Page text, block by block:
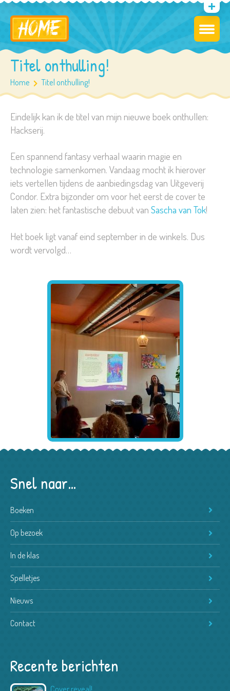
Titel onthulling!
Home Titel onthulling!
Eindelijk kan ik de titel van mijn nieuwe boek onthullen:
Hackserij.
Een spannend fantasy verhaal waarin magie en
technologie samenkomen. Vandaag mocht ik hierover
iets vertellen tijdens de aanbiedingsdag van Uitgeverij
Condor. Extra bijzonder om voor het eerst de cover te
laten zien: het fantastische debuut van Sascha van Tok!
Het boek ligt vanaf eind september in de winkels. Dus
wordt vervolgd…
Snel naar…
Boeken
Op bezoek
In de klas
Spelletjes
Nieuws
Contact
Recente berichten
Cover reveal!